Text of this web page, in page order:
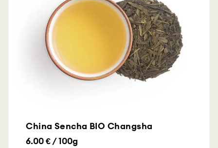
China Sencha BIO Changsha
6.00 € / 100g